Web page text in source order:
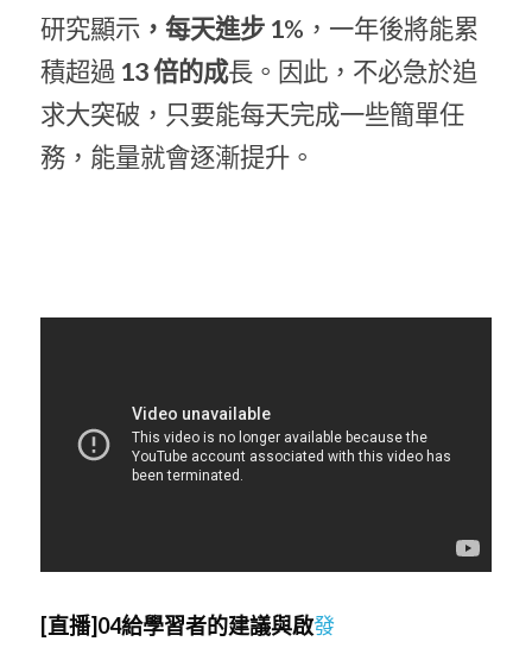
研究顯示 ，每天進步 1%，一年後將能累
積超過 13 倍的成長。因此，不必急於追
求大突破，只要能每天完成一些簡單任
務，能量就會逐漸提升。
[直播]04給學習者的建議與啟發